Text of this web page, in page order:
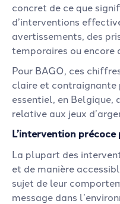
concret de ce que
d’interventions
avertissements, des
temporaires ou encore
Pour BAGO, ces
claire et contraignante
essentiel, en
relative aux jeux
L’intervention
La plupart des
et de manière
sujet de leur
message dans